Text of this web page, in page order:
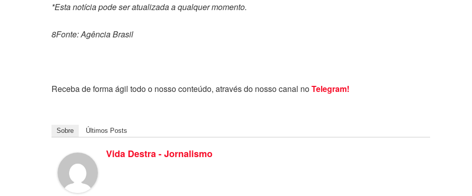
*Esta notícia pode ser atualizada a qualquer momento.
8Fonte: Agência Brasil
Receba de forma ágil todo o nosso conteúdo, através do nosso canal noTelegram!
Sobre Últimos Posts
Vida Destra - Jornalismo